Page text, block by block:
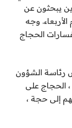
يبحثون عن
وجه
الحجاج
رئاسة الشؤون
الحجاج على
إلى حجة ،